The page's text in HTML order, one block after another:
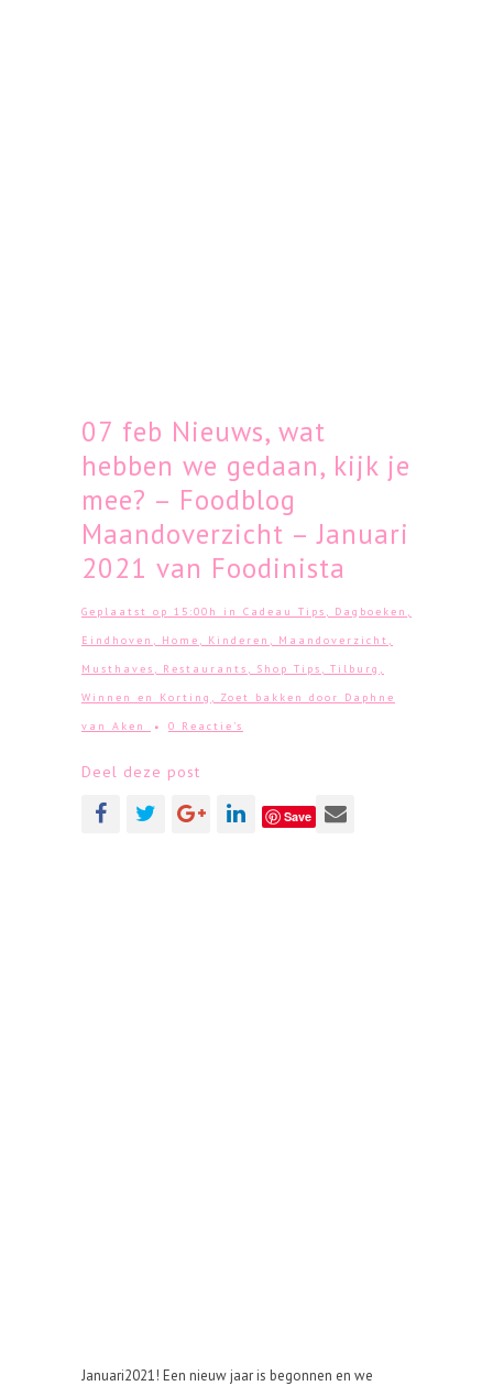
07 feb Nieuws, wat
hebben we gedaan, kijk je
mee? – Foodblog
Maandoverzicht – Januari
2021 van Foodinista
Geplaatst op 15:00h in Cadeau Tips , Dagboeken ,
Eindhoven , Home , Kinderen , Maandoverzicht ,
Musthaves , Restaurants , Shop Tips , Tilburg ,
Winnen en Korting , Zoet bakken door Daphne
van Aken
0 Reactie's
Deel deze post
Save
Januari2021! Een nieuw jaar is begonnen en we